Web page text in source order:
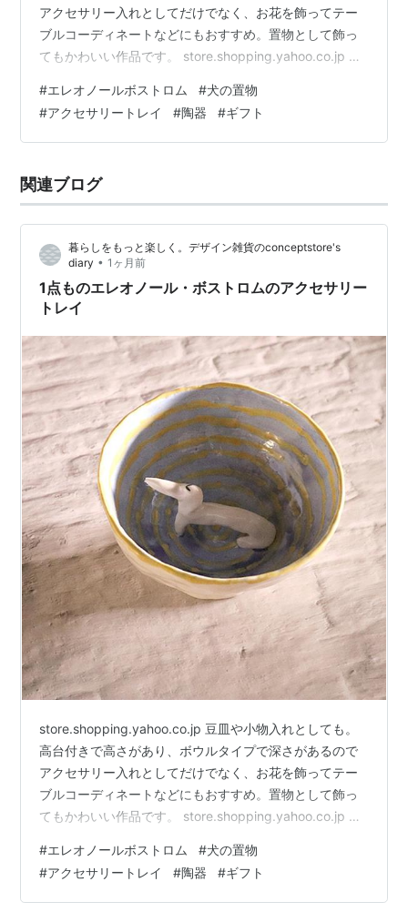
アクセサリー入れとしてだけでなく、お花を飾ってテー
ブルコーディネートなどにもおすすめ。置物として飾っ
てもかわいい作品です。 store.shopping.yahoo.co.jp わ
にもプレゼントにぴったりのお得なギフトセットなど
色々ご用意しています。
https://store.shopping.yahoo.co.jp/conceptstore/
#エレオノールボストロム #犬の置物
#アクセサリートレイ #陶器 #ギフト
関連ブログ
暮らしをもっと楽しく。デザイン雑貨のconceptstore's
diary • 1ヶ月前
1点ものエレオノール・ボストロムのアクセサリー
トレイ
store.shopping.yahoo.co.jp 豆皿や小物入れとしても。
高台付きで高さがあり、ボウルタイプで深さがあるので
アクセサリー入れとしてだけでなく、お花を飾ってテー
ブルコーディネートなどにもおすすめ。置物として飾っ
てもかわいい作品です。 store.shopping.yahoo.co.jp わ
にもプレゼントにぴったりのお得なギフトセットなど
色々ご用意しています。
https://store.shopping.yahoo.co.jp/conceptstore/
#エレオノールボストロム #犬の置物
#アクセサリートレイ #陶器 #ギフト